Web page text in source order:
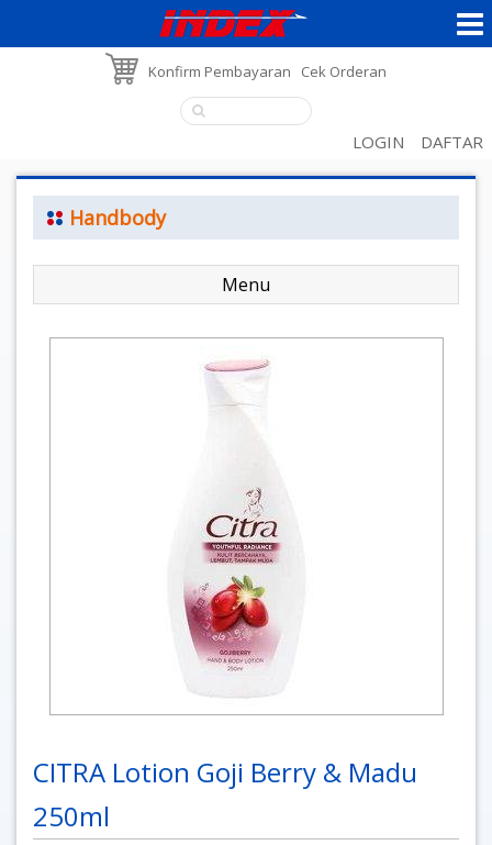
Konfirm Pembayaran Cek Orderan
LOGIN DAFTAR
Handbody
Menu
CITRA Lotion Goji Berry & Madu
250ml